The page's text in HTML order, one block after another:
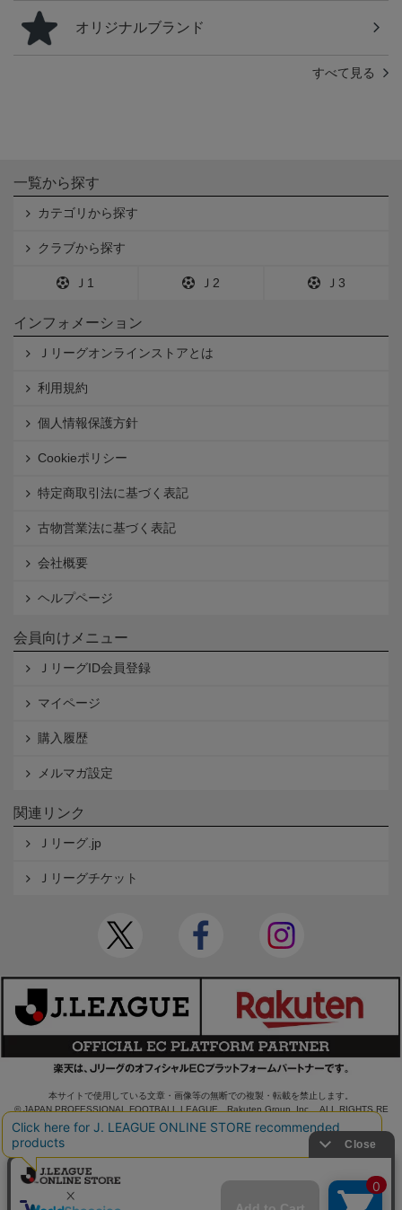
オリジナルブランド
すべて見る
一覧から探す
カテゴリから探す
クラブから探す
Ｊ1 Ｊ2 Ｊ3
インフォメーション
Ｊリーグオンラインストアとは
利用規約
個人情報保護方針
Cookieポリシー
特定商取引法に基づく表記
古物営業法に基づく表記
会社概要
ヘルプページ
会員向けメニュー
ＪリーグID会員登録
マイページ
購入履歴
メルマガ設定
関連リンク
Ｊリーグ.jp
Ｊリーグチケット
本サイトで使用している文章・画像等の無断での複製・転載を禁止します。
© JAPAN PROFESSIONAL FOOTBALL LEAGUE Rakuten Group, Inc. ALL RIGHTS RE
SERVED.